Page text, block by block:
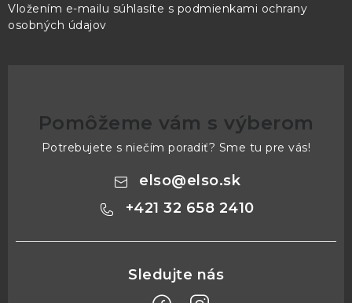
Vložením e-mailu súhlasíte s podmienkami ochrany
osobných údajov
Pomôžeme vám s výberom
Potrebujete s niečím poradiť? Sme tu pre vás!
elso@elso.sk
+421 32 658 2410